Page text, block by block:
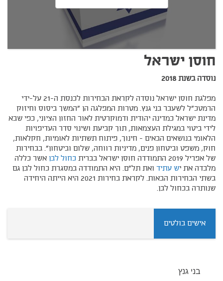
חוסן ישראל
נוסדה בשנת 2018
מפלגת חוסן ישראל נוסדה לקראת הבחירות לכנסת ה-21 על-ידי
הרמטכ"ל לשעבר בני גנץ. מטרות המפלגה הן "המשך ביסוס וחיזוק
מדינת ישראל כמדינה יהודית ודמוקרטית לאור החזון הציוני, כפי שבא
לידי ביטוי במגילת העצמאות, תוך קביעת ושינוי סדר העדיפויות
הלאומי בנושאים הבאים - חינוך, פיתוח תשתיות לאומיות, חקלאות,
חוק, משפט וביטחון פנים, מדיניות רווחה, שלום וביטחון". בבחירות
של אפריל 2019 התמודדה חוסן ישראל בברית
כחול לבן אשר כללה
מלבדה את יש עתיד ואת תל"ם. היא התמודדה במסגרת כחול לבן גם
בשתי הבחירות הבאות. לקראת בחירות 2021 היא הייתה היחידה
שנותרה בכחול לבן.
אישים בולטים
בני גנץ